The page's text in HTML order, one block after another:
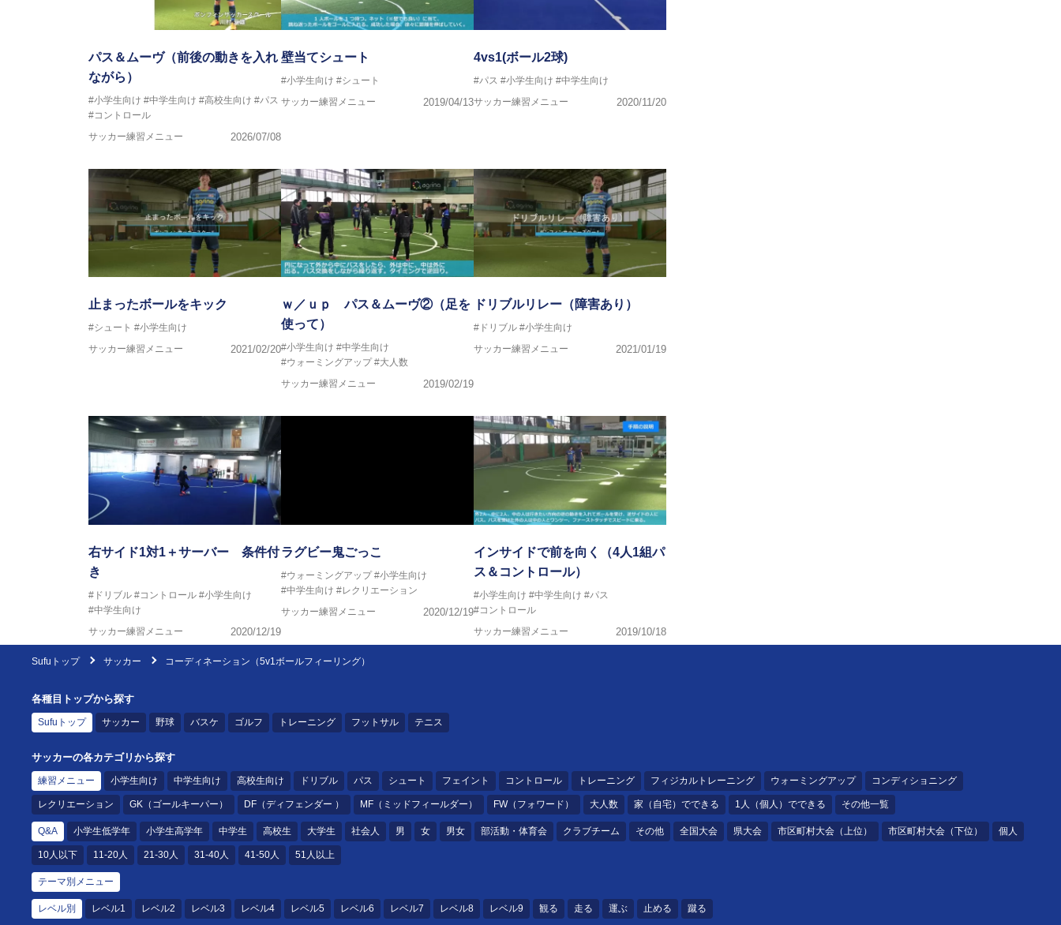
パス＆ムーヴ（前後の動きを入れ
ながら）
#小学生向け #中学生向け #高校生向け #パス
#コントロール
サッカー練習メニュー
2026/07/08
壁当てシュート
#小学生向け #シュート
サッカー練習メニュー
2019/04/13
4vs1(ボール2球)
#パス #小学生向け #中学生向け
サッカー練習メニュー
2020/11/20
止まったボールをキック
#シュート #小学生向け
サッカー練習メニュー
2021/02/20
ｗ／ｕｐ パス＆ムーヴ②（足を
使って）
#小学生向け #中学生向け
#ウォーミングアップ #大人数
サッカー練習メニュー
2019/02/19
ドリブルリレー（障害あり）
#ドリブル #小学生向け
サッカー練習メニュー
2021/01/19
右サイド1対1＋サーバー 条件付
き
#ドリブル #コントロール #小学生向け
#中学生向け
サッカー練習メニュー
2020/12/19
ラグビー鬼ごっこ
#ウォーミングアップ #小学生向け
#中学生向け #レクリエーション
サッカー練習メニュー
2020/12/19
インサイドで前を向く（4人1組パ
ス＆コントロール）
#小学生向け #中学生向け #パス
#コントロール
サッカー練習メニュー
2019/10/18
Sufuトップ サッカー コーディネーション（5v1ボールフィーリング）
各種目トップから探す
Sufuトップ サッカー 野球 バスケ ゴルフ トレーニング フットサル テニス
サッカーの各カテゴリから探す
練習メニュー 小学生向け 中学生向け 高校生向け ドリブル パス シュート フェイント コントロール トレーニング フィジカルトレーニング ウォーミングアップ コンディショニング
レクリエーション GK（ゴールキーパー） DF（ディフェンダー ） MF（ミッドフィールダー） FW（フォワード） 大人数 家（自宅）でできる 1人（個人）でできる その他一覧
Q&A 小学生低学年 小学生高学年 中学生 高校生 大学生 社会人 男 女 男女 部活動・体育会 クラブチーム その他 全国大会 県大会 市区町村大会（上位） 市区町村大会（下位） 個人
10人以下 11-20人 21-30人 31-40人 41-50人 51人以上
テーマ別メニュー
レベル別 レベル1 レベル2 レベル3 レベル4 レベル5 レベル6 レベル7 レベル8 レベル9 観る 走る 運ぶ 止める 蹴る